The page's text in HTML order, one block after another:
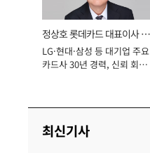
정상호 롯데카드 대표이사 사
장
LG·현대·삼성 등 대기업 주요
카드사 30년 경력, 신뢰 회복
최신기사